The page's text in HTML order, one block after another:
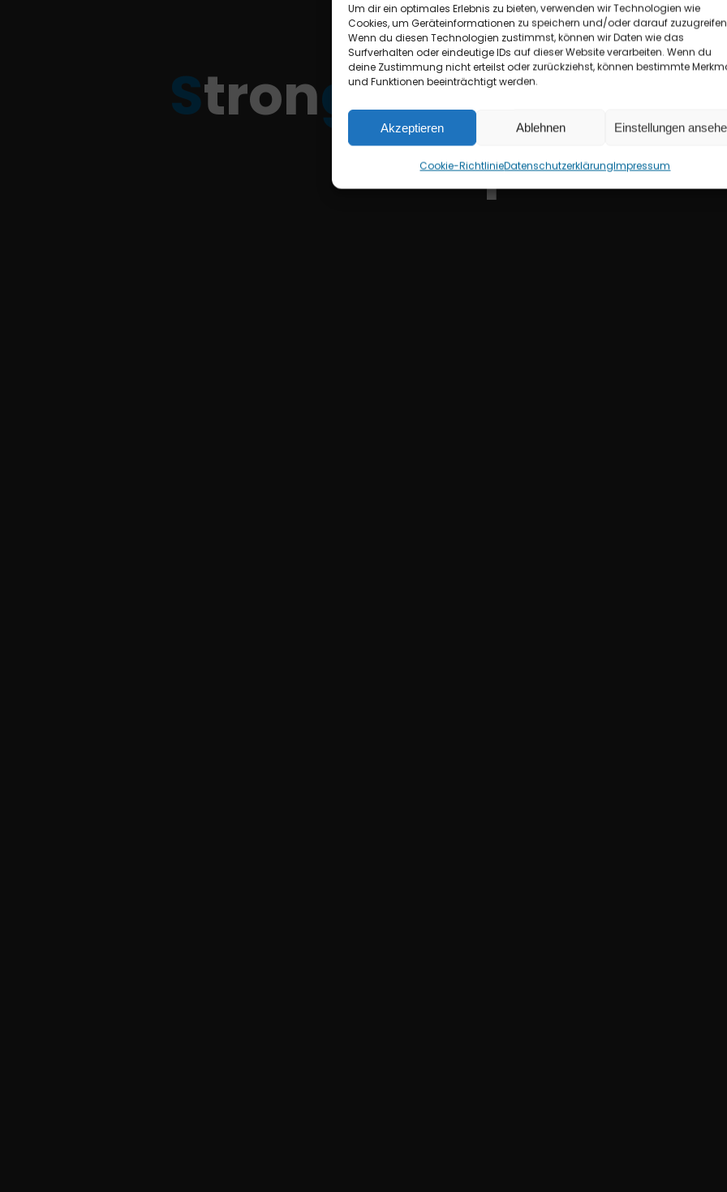
Um dir ein optimales Erlebnis zu bieten, verwenden wir Technologien wie
Cookies, um Geräteinformationen zu speichern und/oder darauf
Wenn du diesen Technologien zustimmst, können wir Daten wie das
Surfverhalten oder eindeutige IDs auf dieser Website verarbeiten. Wenn du
deine Zustimmung nicht erteilst oder zurückziehst, können bestimmte
und Funktionen beeinträchtigt werden.
Akzeptieren Ablehnen Einstellungen
Cookie-RichtlinieDatenschutzerklärungImpressum
St
tro
on
ngb
bow+Cheap
Th
he
eSpartan